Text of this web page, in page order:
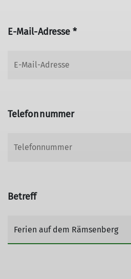
E-Mail-Adresse *
Telefonnummer
Betreff